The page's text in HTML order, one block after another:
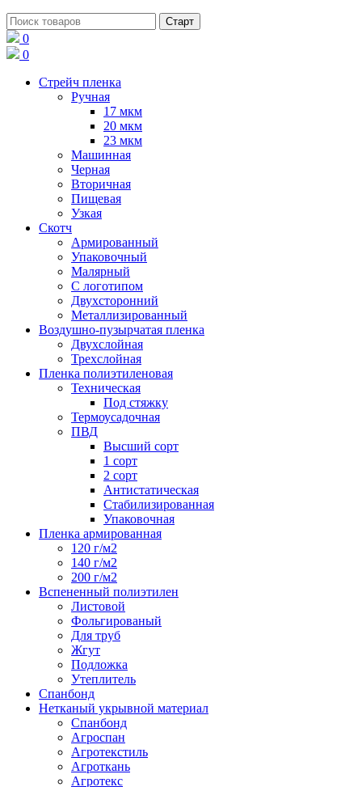
0
0
Стрейч пленка
Ручная
17 мкм
20 мкм
23 мкм
Машинная
Черная
Вторичная
Пищевая
Узкая
Скотч
Армированный
Упаковочный
Малярный
С логотипом
Двухсторонний
Металлизированный
Воздушно-пузырчатая пленка
Двухслойная
Трехслойная
Пленка полиэтиленовая
Техническая
Под стяжку
Термоусадочная
ПВД
Высший сорт
1 сорт
2 сорт
Антистатическая
Стабилизированная
Упаковочная
Пленка армированная
120 г/м2
140 г/м2
200 г/м2
Вспененный полиэтилен
Листовой
Фольгированый
Для труб
Жгут
Подложка
Утеплитель
Спанбонд
Нетканый укрывной материал
Спанбонд
Агроспан
Агротекстиль
Агроткань
Агротекс